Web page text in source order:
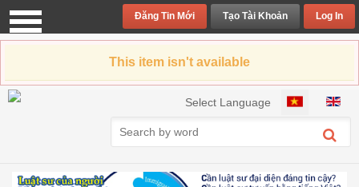
This item isn't available
Chọn ngôn ngữ của bạnSelect Language
Log In
Tạo Tài Khoản
Đăng Tin Mới